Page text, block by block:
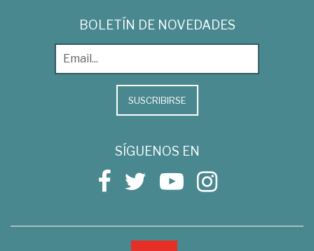
BOLETÍN DE NOVEDADES
SUSCRIBIRSE
SÍGUENOS EN